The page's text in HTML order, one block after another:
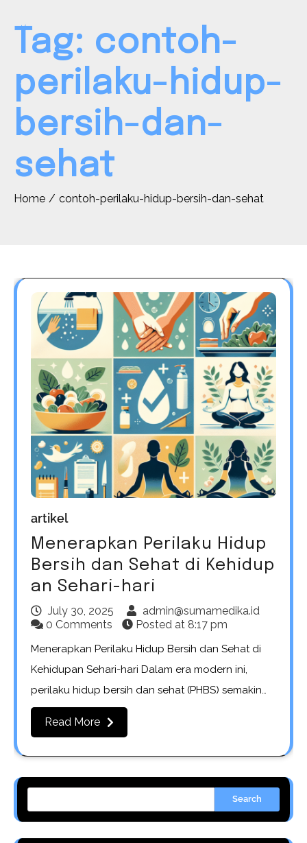
Tag: contoh-
perilaku-hidup-
bersih-dan-
sehat
Home contoh-perilaku-hidup-bersih-dan-sehat
artikel
Menerapkan Perilaku Hidup
Bersih dan Sehat di Kehidup
an Sehari-hari
July 30, 2025
admin@sumamedika.id
0 Comments
Posted at 8:17 pm
Menerapkan Perilaku Hidup Bersih dan Sehat di
Kehidupan Sehari-hari Dalam era modern ini,
perilaku hidup bersih dan sehat (PHBS) semakin…
Read More
Search